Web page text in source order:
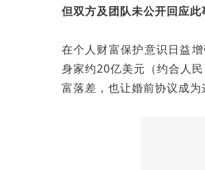
但双方及团队未公开回应此
在个人财富保护意识日益
身家约20亿美元（约合人
富落差，也让婚前协议成为